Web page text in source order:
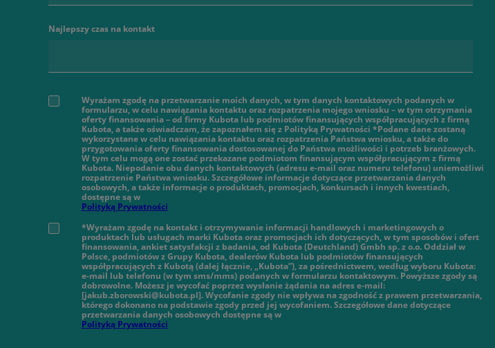
Najlepszy czas na kontakt
Wyrażam zgodę na przetwarzanie moich danych, w tym danych kontaktowych podanych w
formularzu, w celu nawiązania kontaktu oraz rozpatrzenia mojego wniosku – w tym otrzymania
oferty finansowania – od firmy Kubota lub podmiotów finansujących współpracujących z firmą
Kubota, a także oświadczam, że zapoznałem się z Polityką Prywatności *Podane dane zostaną
wykorzystane w celu nawiązania kontaktu oraz rozpatrzenia Państwa wniosku, a także do
przygotowania oferty finansowania dostosowanej do Państwa możliwości i potrzeb branżowych.
W tym celu mogą one zostać przekazane podmiotom finansującym współpracującym z firmą
Kubota. Niepodanie obu danych kontaktowych (adresu e-mail oraz numeru telefonu) uniemożliwi
rozpatrzenie Państwa wniosku. Szczegółowe informacje dotyczące przetwarzania danych
osobowych, a także informacje o produktach, promocjach, konkursach i innych kwestiach,
dostępne są w
Polityką Prywatności
*Wyrażam zgodę na kontakt i otrzymywanie informacji handlowych i marketingowych o
produktach lub usługach marki Kubota oraz promocjach ich dotyczących, w tym sposobów i ofert
finansowania, ankiet satysfakcji z badania, od Kubota (Deutchland) Gmbh sp. z o.o. Oddział w
Polsce, podmiotów z Grupy Kubota, dealerów Kubota lub podmiotów finansujących
współpracujących z Kubotą (dalej łącznie, „Kubota”), za pośrednictwem, według wyboru Kubota:
e-mail lub telefonu (w tym sms/mms) podanych w formularzu kontaktowym. Powyższe zgody są
dobrowolne. Możesz je wycofać poprzez wysłanie żądania na adres e-mail:
[jakub.zborowski@kubota.pl]. Wycofanie zgody nie wpływa na zgodność z prawem przetwarzania,
którego dokonano na podstawie zgody przed jej wycofaniem. Szczegółowe dane dotyczące
przetwarzania danych osobowych dostępne są w
Polityką Prywatności